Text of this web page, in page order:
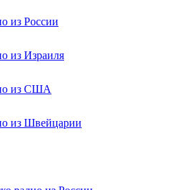
из России
из Израиля
из США
из Швейцарии